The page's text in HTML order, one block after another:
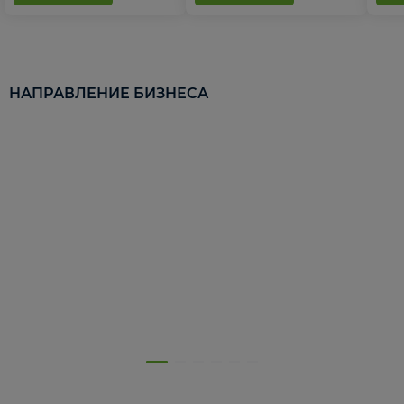
НАПРАВЛЕНИЕ БИЗНЕСА